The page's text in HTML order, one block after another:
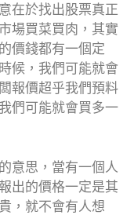
在於找出股票真正
場買菜買肉，其實
價錢都有一個定
候，我們可能就會
報價超乎我們預料
們可能就會買多一
意思，當有一個人
出的價格一定是其
，就不會有人想